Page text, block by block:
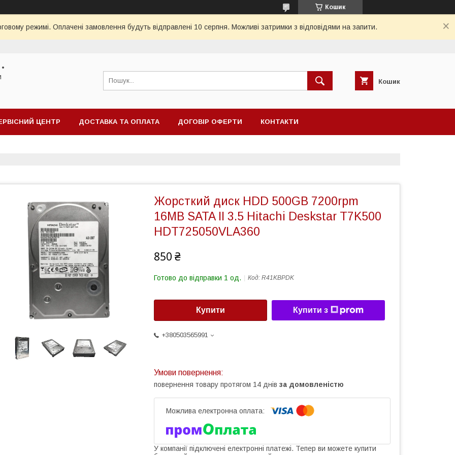
Кошик
режимі. Оплачені замовлення будуть відправлені 10 серпня. Можливі затримки з відповідями на запити.
Кошик
ЦЕНТР ДОСТАВКА ТА ОПЛАТА ДОГОВІР ОФЕРТИ КОНТАКТИ
Жорсткий диск HDD 500GB 7200rpm
16MB SATA II 3.5 Hitachi Deskstar T7K500
HDT725050VLA360
850 ₴
Готово до відправки 1 од. Код: R41KBPDK
Купити Купити з
+380503565991
повернення товару протягом 14 днів за домовленістю
У компанії підключені електронні платежі. Тепер ви можете купити